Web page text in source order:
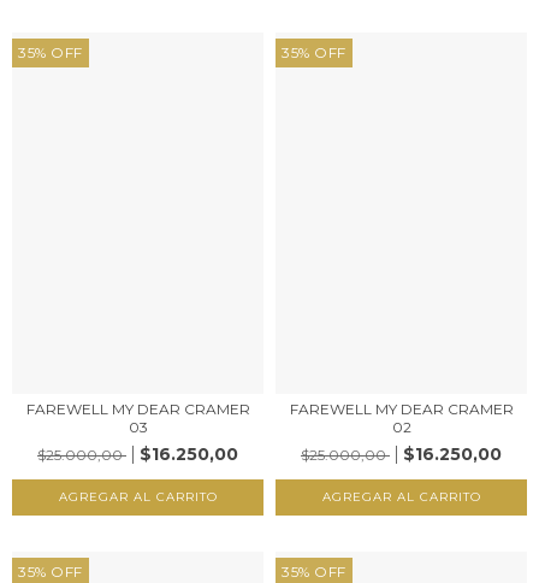
35% OFF
FAREWELL MY DEAR CRAMER
03
$25.000,00
$16.250,00
35% OFF
FAREWELL MY DEAR CRAMER
02
$25.000,00
$16.250,00
35% OFF 35% OFF